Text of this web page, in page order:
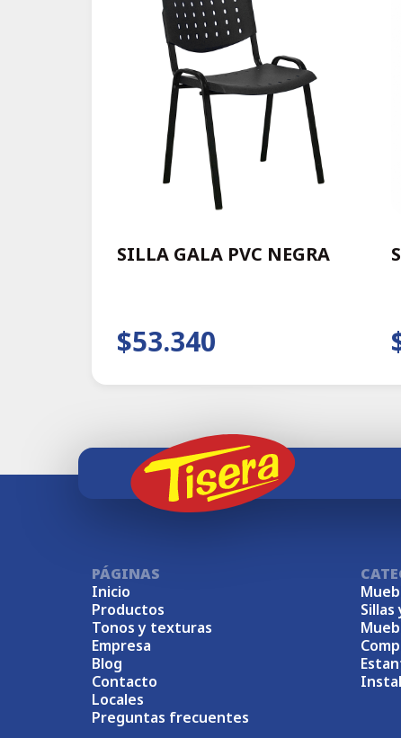
SILLA GALA PVC NEGRA
$53.340
PÁGINAS
Inicio
Productos
Tonos y texturas
Empresa
Blog
Contacto
Locales
Preguntas frecuentes
Sillas